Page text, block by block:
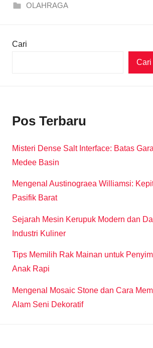
OLAHRAGA
Cari
Cari
Pos Terbaru
Misteri Dense Salt Interface: Batas
Medee Basin
Mengenal Austinograea Williamsi:
Pasifik Barat
Sejarah Mesin Kerupuk Modern dan
Industri Kuliner
Tips Memilih Rak Mainan untuk
Anak Rapi
Mengenal Mosaic Stone dan Cara
Alam Seni Dekoratif